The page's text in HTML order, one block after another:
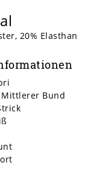
20% Elasthan
Mittlerer Bund